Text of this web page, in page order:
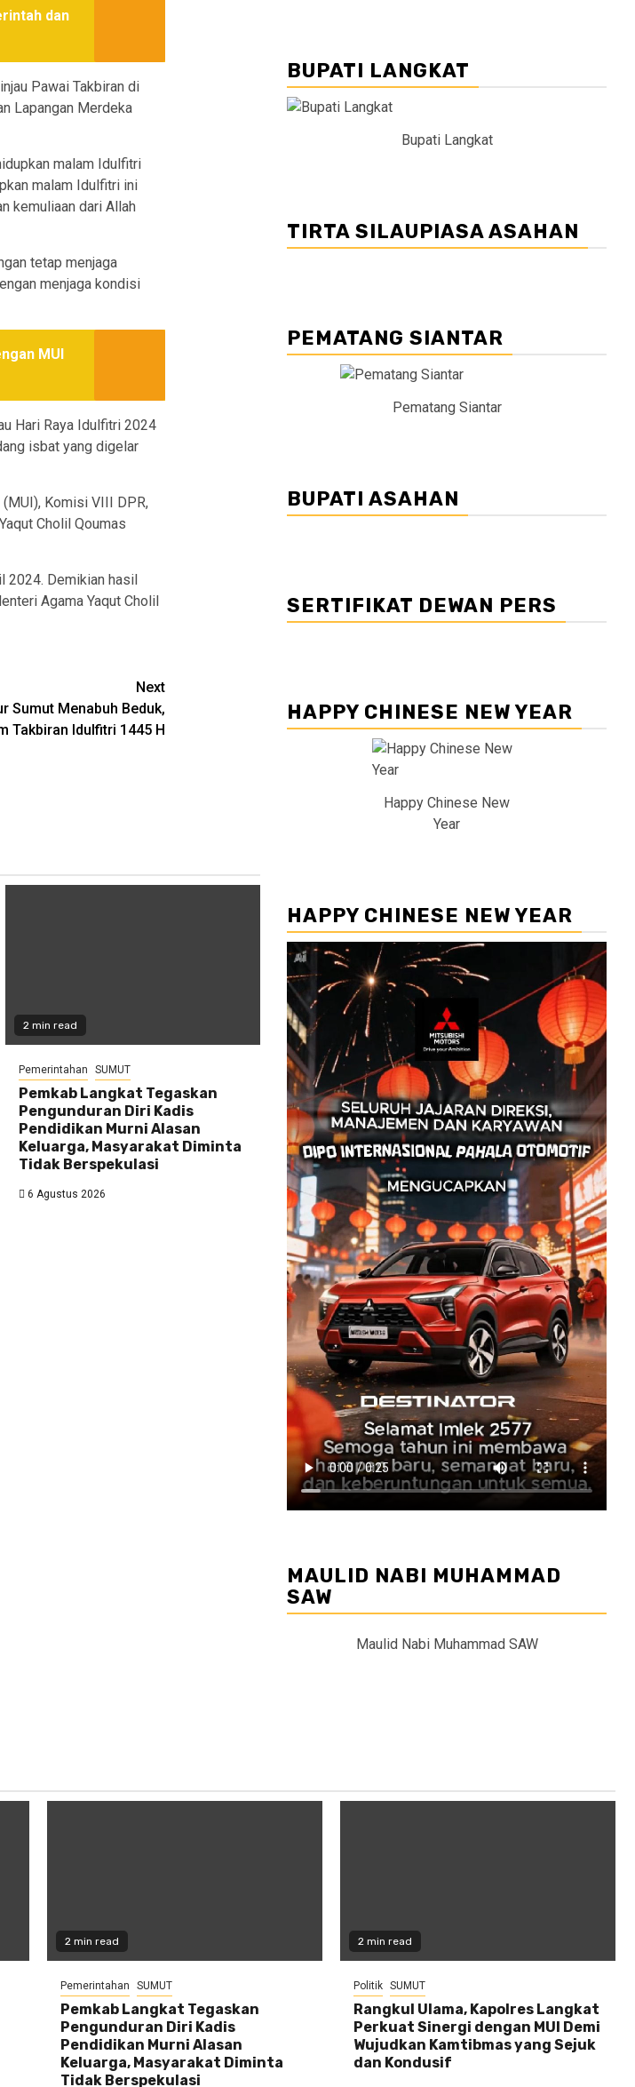
dan
Pawai Takbiran di
Lapangan Merdeka
malam Idulfitri
malam Idulfitri ini
kemuliaan dari Allah
tetap menjaga
menjaga kondisi
MUI
Hari Raya Idulfitri 2024
isbat yang digelar
Komisi VIII DPR,
Cholil Qoumas
2024. Demikian hasil
Agama Yaqut Cholil
Next
Sumut Menabuh Beduk,
Takbiran Idulfitri 1445 H
2 min read
Pemerintahan SUMUT
Pemkab Langkat Tegaskan
Pengunduran Diri Kadis
Pendidikan Murni Alasan
Keluarga, Masyarakat Diminta
Tidak Berspekulasi
6 Agustus 2026
BUPATI LANGKAT
Bupati Langkat
TIRTA SILAUPIASA ASAHAN
PEMATANG SIANTAR
Pematang Siantar
BUPATI ASAHAN
SERTIFIKAT DEWAN PERS
HAPPY CHINESE NEW YEAR
Happy Chinese New
Year
HAPPY CHINESE NEW YEAR
MAULID NABI MUHAMMAD
SAW
Maulid Nabi Muhammad SAW
2 min read
Pemerintahan SUMUT
Pemkab Langkat Tegaskan
Pengunduran Diri Kadis
Pendidikan Murni Alasan
Keluarga, Masyarakat Diminta
Tidak Berspekulasi
2 min read
Politik SUMUT
Rangkul Ulama, Kapolres Langkat
Perkuat Sinergi dengan MUI Demi
Wujudkan Kamtibmas yang Sejuk
dan Kondusif